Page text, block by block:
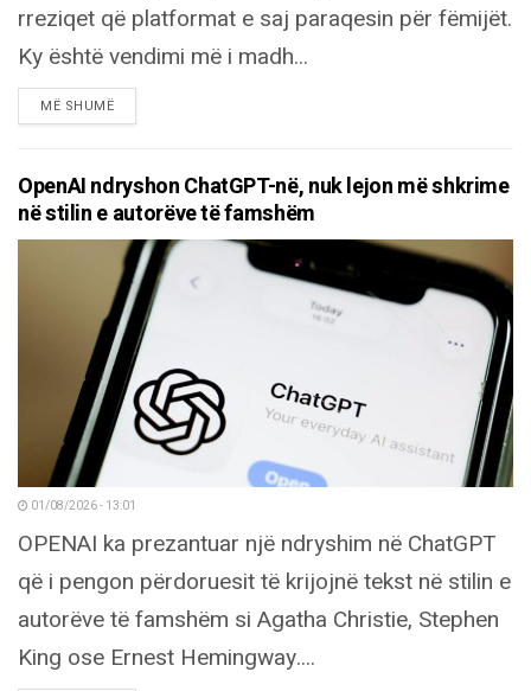
rreziqet që platformat e saj paraqesin për fëmijët.
Ky është vendimi më i madh...
MË SHUMËDETAILS
OpenAI ndryshon ChatGPT-në, nuk lejon më shkrime
në stilin e autorëve të famshëm
01/08/2026 - 13:01
OPENAI ka prezantuar një ndryshim në ChatGPT
që i pengon përdoruesit të krijojnë tekst në stilin e
autorëve të famshëm si Agatha Christie, Stephen
King ose Ernest Hemingway....